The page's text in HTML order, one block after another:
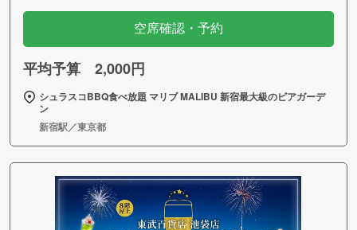
空席確認・予約
平均予算 2,000円
シュラスコBBQ食べ放題 マリブ MALIBU 新宿最大級のビアガーデ
ン
新宿駅／東京都